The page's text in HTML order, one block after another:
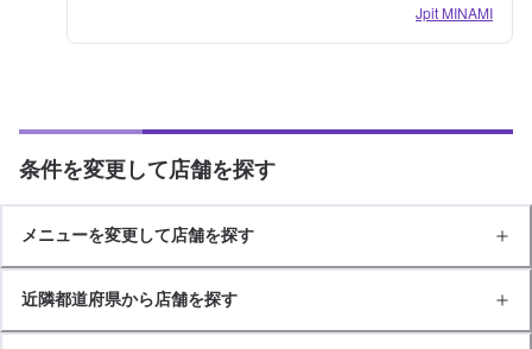
Jpit MINAMI
条件を変更して店舗を探す
メニューを変更して店舗を探す
近隣都道府県から店舗を探す